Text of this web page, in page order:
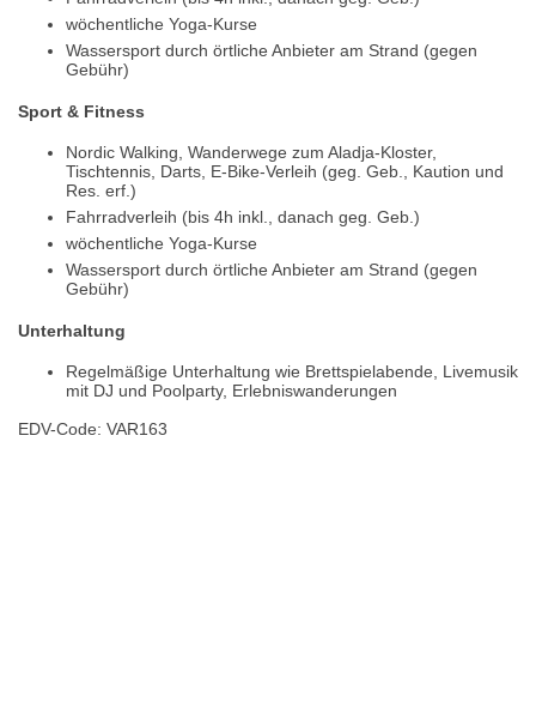
wöchentliche Yoga-Kurse
Wassersport durch örtliche Anbieter am Strand (gegen
Gebühr)
Sport & Fitness
Nordic Walking, Wanderwege zum Aladja-Kloster,
Tischtennis, Darts, E-Bike-Verleih (geg. Geb., Kaution und
Res. erf.)
Fahrradverleih (bis 4h inkl., danach geg. Geb.)
wöchentliche Yoga-Kurse
Wassersport durch örtliche Anbieter am Strand (gegen
Gebühr)
Unterhaltung
Regelmäßige Unterhaltung wie Brettspielabende, Livemusik
mit DJ und Poolparty, Erlebniswanderungen
EDV-Code: VAR163